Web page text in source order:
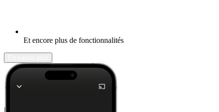
Et encore plus de fonctionnalités